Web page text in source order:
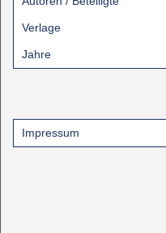
Verlage
Jahre
Impressum